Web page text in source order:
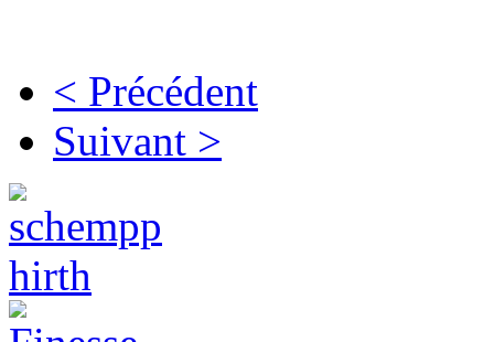
< Précédent
Suivant >